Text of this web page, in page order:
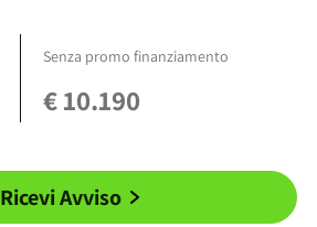
Senza promo finanziamento
€10.190
Ricevi Avviso